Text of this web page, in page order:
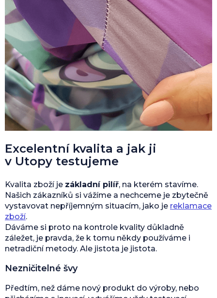
Excelentní kvalita a jak ji
v Utopy testujeme
Kvalita zboží je základní pilíř, na kterém stavíme.
Našich zákazníků si vážíme a nechceme je zbytečně
vystavovat nepříjemným situacím, jako je reklamace
zboží.
Dáváme si proto na kontrole kvality důkladně
záležet, je pravda, že k tomu někdy používáme i
netradiční metody. Ale jistota je jistota.
Nezničitelné švy
Předtím, než dáme nový produkt do výroby, nebo